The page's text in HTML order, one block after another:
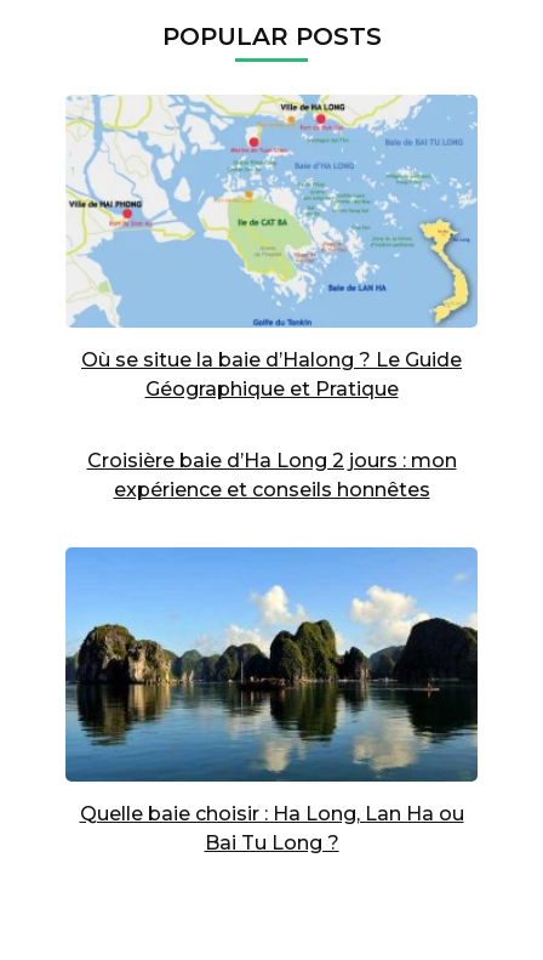
POPULAR POSTS
Où se situe la baie d’Halong ? Le Guide
Géographique et Pratique
Croisière baie d’Ha Long 2 jours : mon
expérience et conseils honnêtes
Quelle baie choisir : Ha Long, Lan Ha ou
Bai Tu Long ?